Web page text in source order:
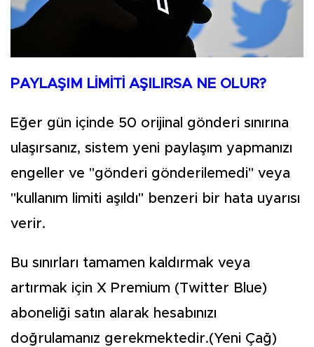
PAYLAŞIM LİMİTİ AŞILIRSA NE OLUR?
Eğer gün içinde 50 orijinal gönderi sınırına
ulaşırsanız, sistem yeni paylaşım yapmanızı
engeller ve "gönderi gönderilemedi" veya
"kullanım limiti aşıldı" benzeri bir hata uyarısı
verir.
Bu sınırları tamamen kaldırmak veya
artırmak için X Premium (Twitter Blue)
aboneliği satın alarak hesabınızı
doğrulamanız gerekmektedir.(Yeni Çağ)